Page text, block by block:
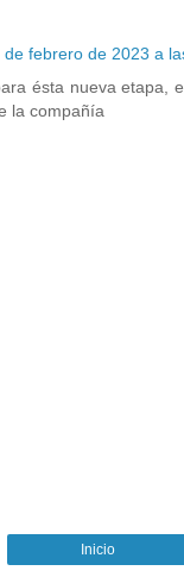
de febrero de 2023 a
ésta nueva etapa,
la compañía
Inicio